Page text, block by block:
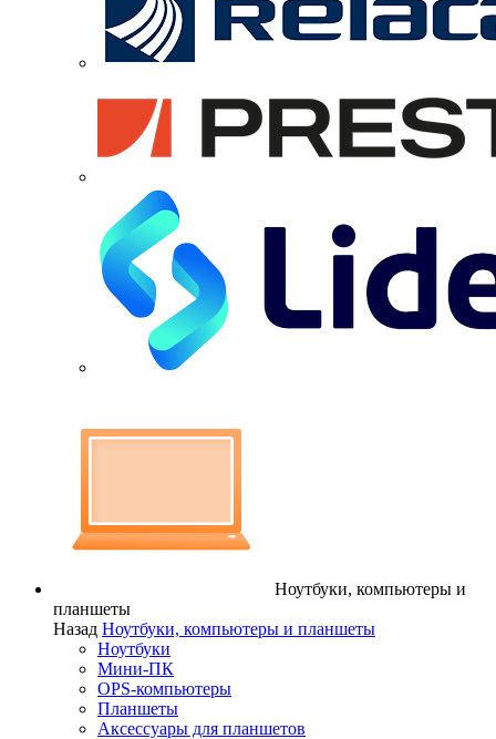
Ноутбуки, компьютеры и
планшеты
Назад Ноутбуки, компьютеры и планшеты
Ноутбуки
Мини-ПК
OPS-компьютеры
Планшеты
Аксессуары для планшетов